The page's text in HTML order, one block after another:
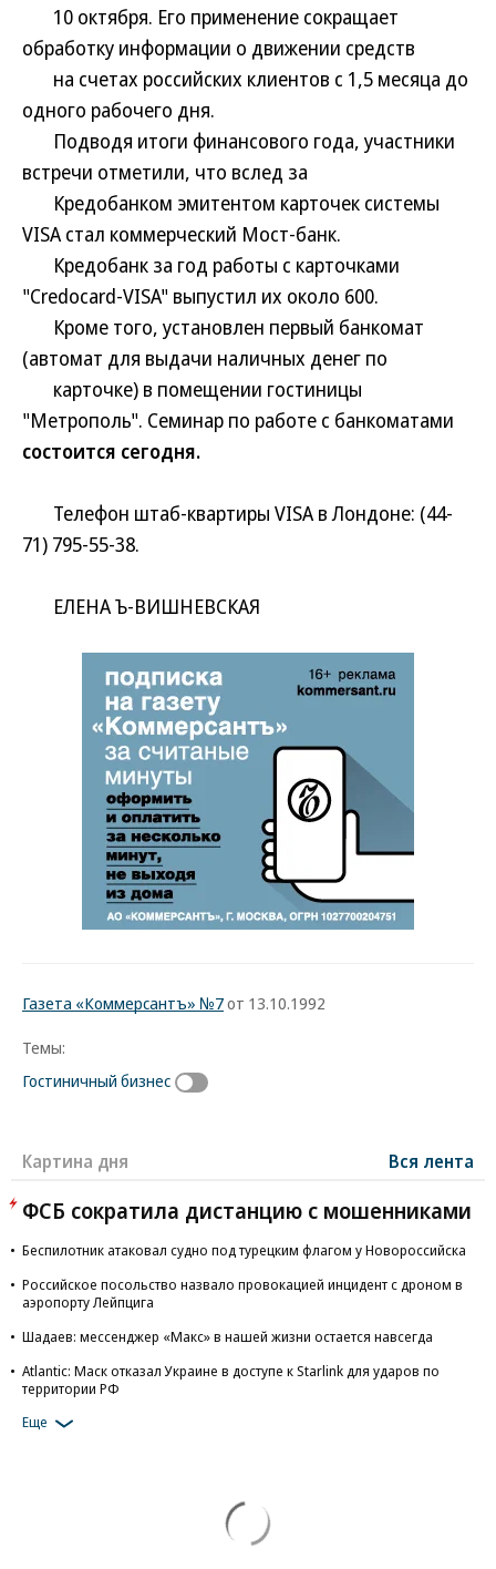
10 октября. Его применение сокращает
обработку информации о движении средств
на счетах российских клиентов с 1,5 месяца до
одного рабочего дня.
Подводя итоги финансового года, участники
встречи отметили, что вслед за
Кредобанком эмитентом карточек системы
VISA стал коммерческий Мост-банк.
Кредобанк за год работы с карточками
"Credocard-VISA" выпустил их около 600.
Кроме того, установлен первый банкомат
(автомат для выдачи наличных денег по
карточке) в помещении гостиницы
"Метрополь". Семинар по работе с банкоматами
состоится сегодня.
Телефон штаб-квартиры VISA в Лондоне: (44-
71) 795-55-38.
ЕЛЕНА Ъ-ВИШНЕВСКАЯ
Газета «Коммерсантъ» №7от 13.10.1992
Темы:
Гостиничный бизнес
Картина дня Вся лента
ФСБ сократила дистанцию с мошенниками
Беспилотник атаковал судно под турецким флагом у Новороссийска
Российское посольство назвало провокацией инцидент с дроном в
аэропорту Лейпцига
Шадаев: мессенджер «Макс» в нашей жизни остается навсегда
Atlantic: Маск отказал Украине в доступе к Starlink для ударов по
территории РФ
Еще